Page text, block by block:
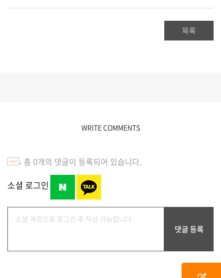
목록
WRITE COMMENTS
총 0개의 댓글이 등록되어 있습니다.
소셜 로그인